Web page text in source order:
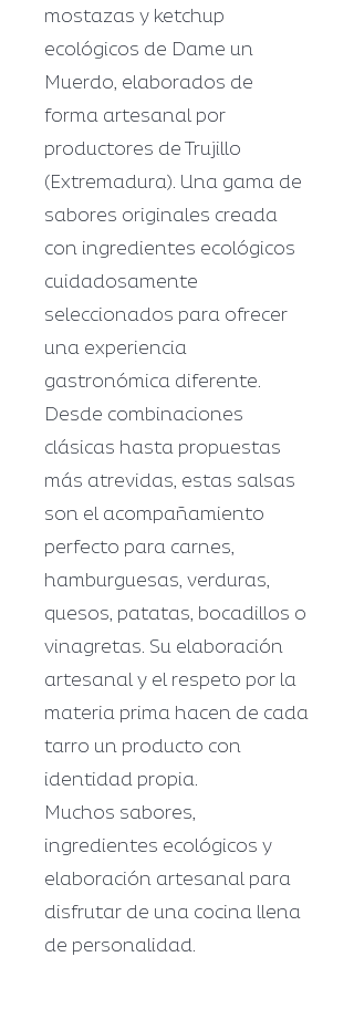
mostazas y ketchup
ecológicos de Dame un
Muerdo, elaborados de
forma artesanal por
productores de Trujillo
(Extremadura). Una gama de
sabores originales creada
con ingredientes ecológicos
cuidadosamente
seleccionados para ofrecer
una experiencia
gastronómica diferente.
Desde combinaciones
clásicas hasta propuestas
más atrevidas, estas salsas
son el acompañamiento
perfecto para carnes,
hamburguesas, verduras,
quesos, patatas, bocadillos o
vinagretas. Su elaboración
artesanal y el respeto por la
materia prima hacen de cada
tarro un producto con
identidad propia.
Muchos sabores,
ingredientes ecológicos y
elaboración artesanal para
disfrutar de una cocina llena
de personalidad.